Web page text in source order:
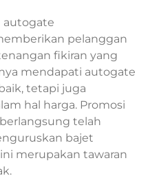
autogate
pelanggan
fikiran yang
mendapati autogate
tetapi juga
hal harga. Promosi
telah
bajet
merupakan tawaran